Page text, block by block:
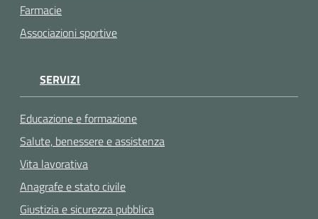
Farmacie
Associazioni sportive
SERVIZI
Educazione e formazione
Salute, benessere e assistenza
Vita lavorativa
Anagrafe e stato civile
Giustizia e sicurezza pubblica